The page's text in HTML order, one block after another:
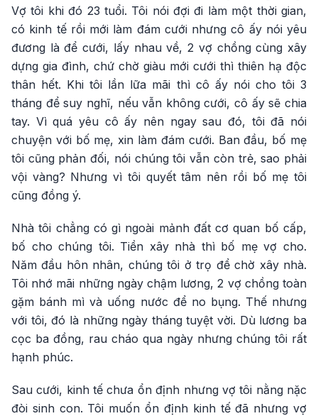
Vợ tôi khi đó 23 tuổi. Tôi nói đợi đi làm một thời gian,
có kinh tế rồi mới làm đám cưới nhưng cô ấy nói yêu
đương là để cưới, lấy nhau về, 2 vợ chồng cùng xây
dựng gia đình, chứ chờ giàu mới cưới thì thiên hạ độc
thân hết. Khi tôi lần lữa mãi thì cô ấy nói cho tôi 3
tháng để suy nghĩ, nếu vẫn không cưới, cô ấy sẽ chia
tay. Vì quá yêu cô ấy nên ngay sau đó, tôi đã nói
chuyện với bố mẹ, xin làm đám cưới. Ban đầu, bố mẹ
tôi cũng phản đối, nói chúng tôi vẫn còn trẻ, sao phải
vội vàng? Nhưng vì tôi quyết tâm nên rồi bố mẹ tôi
cũng đồng ý.
Nhà tôi chẳng có gì ngoài mảnh đất cơ quan bố cấp,
bố cho chúng tôi. Tiền xây nhà thì bố mẹ vợ cho.
Năm đầu hôn nhân, chúng tôi ở trọ để chờ xây nhà.
Tôi nhớ mãi những ngày chậm lương, 2 vợ chồng toàn
gặm bánh mì và uống nước để no bụng. Thế nhưng
với tôi, đó là những ngày tháng tuyệt vời. Dù lương ba
cọc ba đồng, rau cháo qua ngày nhưng chúng tôi rất
hạnh phúc.
Sau cưới, kinh tế chưa ổn định nhưng vợ tôi nằng nặc
đòi sinh con. Tôi muốn ổn định kinh tế đã nhưng vợ